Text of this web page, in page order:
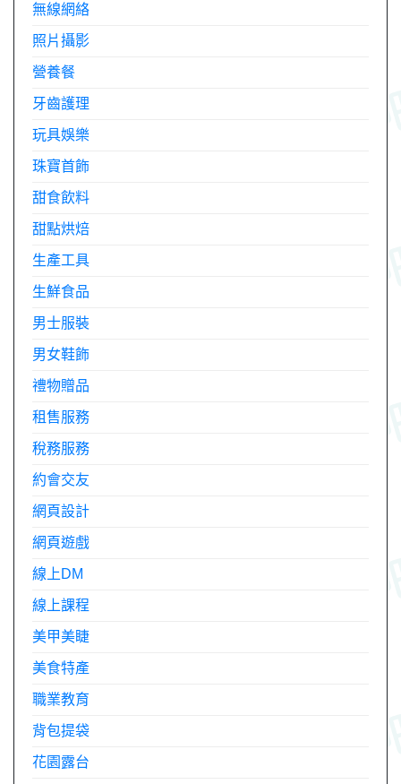
無線網絡
照片攝影
營養餐
牙齒護理
玩具娛樂
珠寶首飾
甜食飲料
甜點烘焙
生產工具
生鮮食品
男士服裝
男女鞋飾
禮物贈品
租售服務
稅務服務
約會交友
網頁設計
網頁遊戲
線上DM
線上課程
美甲美睫
美食特產
職業教育
背包提袋
花園露台